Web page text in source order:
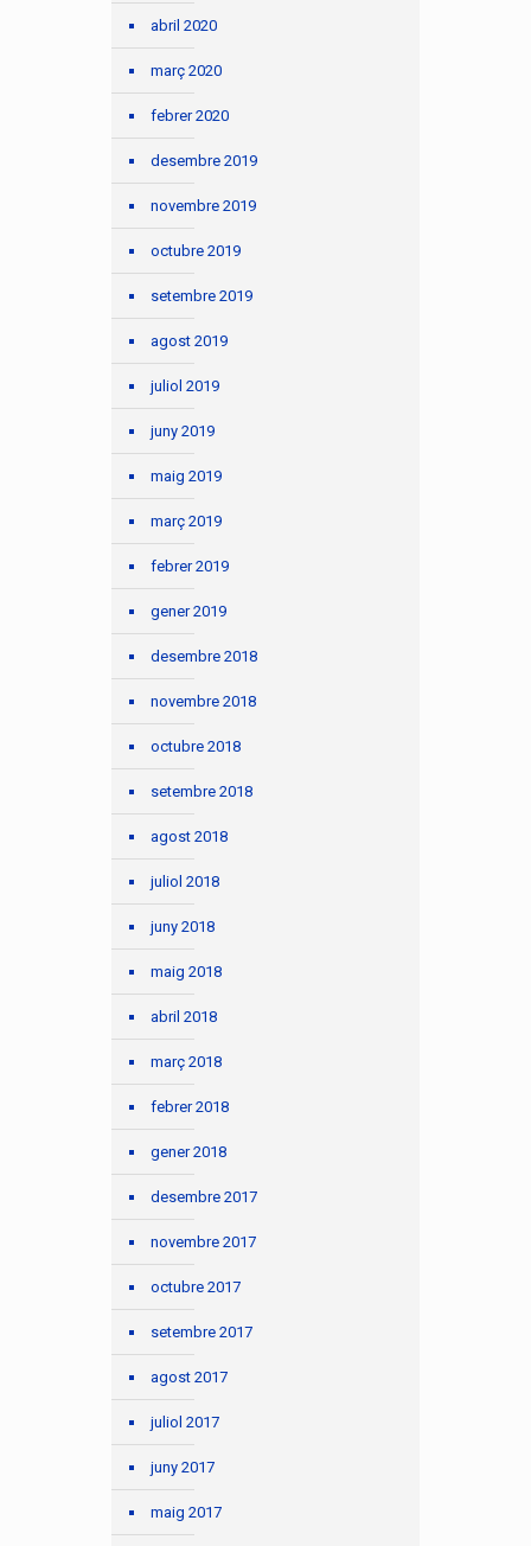
abril 2020
març 2020
febrer 2020
desembre 2019
novembre 2019
octubre 2019
setembre 2019
agost 2019
juliol 2019
juny 2019
maig 2019
març 2019
febrer 2019
gener 2019
desembre 2018
novembre 2018
octubre 2018
setembre 2018
agost 2018
juliol 2018
juny 2018
maig 2018
abril 2018
març 2018
febrer 2018
gener 2018
desembre 2017
novembre 2017
octubre 2017
setembre 2017
agost 2017
juliol 2017
juny 2017
maig 2017